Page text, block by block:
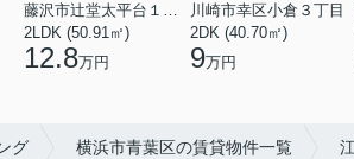
藤沢市辻堂太平台１丁目
2LDK (50.91㎡)
12.8万円
川崎市幸区小倉３丁目
2DK (40.70㎡)
9万円
グ 横浜市青葉区の賃貸物件一覧